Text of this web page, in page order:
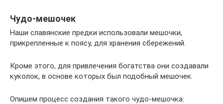
Чудо-мешочек
Наши славянские предки использовали мешочки,
прикрепленные к поясу, для хранения сбережений.
Кроме этого, для привлечения богатства они создавали
куколок, в основе которых был подобный мешочек.
Опишем процесс создания такого чудо-мешочка: